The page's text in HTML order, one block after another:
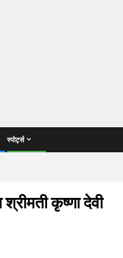
स्पोर्ट्स
कृष्णा देवी